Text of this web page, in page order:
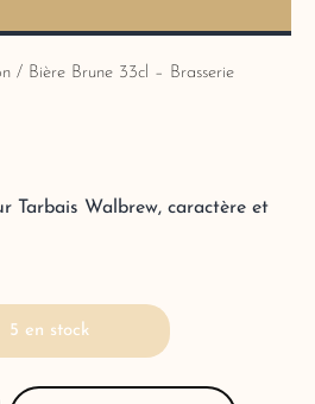
/ Bière Brune 33cl – Brasserie
Tarbais Walbrew, caractère et
5 en stock